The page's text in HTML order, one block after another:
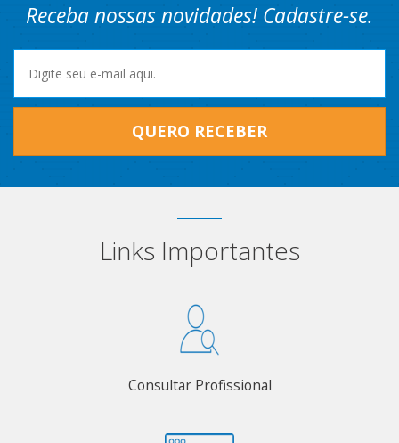
Receba nossas novidades! Cadastre-se.
QUERO RECEBER
Links Importantes
Consultar Profissional